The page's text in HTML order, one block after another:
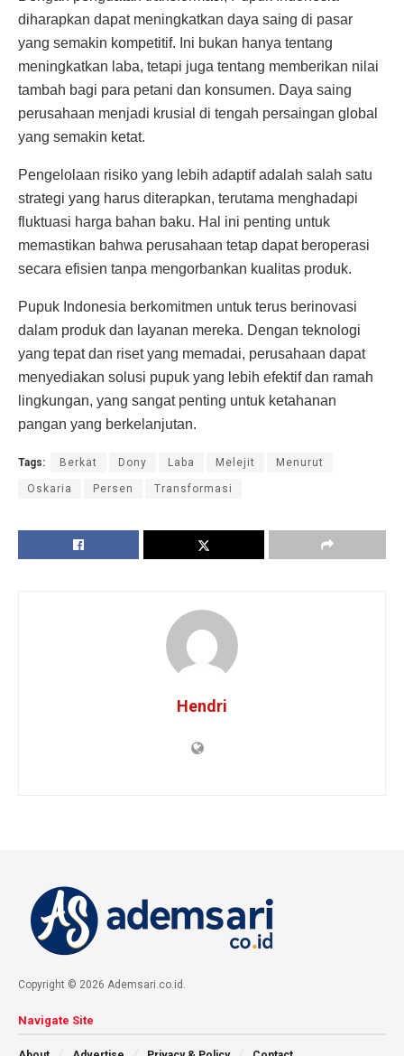
diharapkan dapat meningkatkan daya saing di pasar
yang semakin kompetitif. Ini bukan hanya tentang
meningkatkan laba, tetapi juga tentang memberikan nilai
tambah bagi para petani dan konsumen. Daya saing
perusahaan menjadi krusial di tengah persaingan global
yang semakin ketat.
Pengelolaan risiko yang lebih adaptif adalah salah satu
strategi yang harus diterapkan, terutama menghadapi
fluktuasi harga bahan baku. Hal ini penting untuk
memastikan bahwa perusahaan tetap dapat beroperasi
secara efisien tanpa mengorbankan kualitas produk.
Pupuk Indonesia berkomitmen untuk terus berinovasi
dalam produk dan layanan mereka. Dengan teknologi
yang tepat dan riset yang memadai, perusahaan dapat
menyediakan solusi pupuk yang lebih efektif dan ramah
lingkungan, yang sangat penting untuk ketahanan
pangan yang berkelanjutan.
Tags: Berkat Dony Laba Melejit Menurut
Oskaria Persen Transformasi
Hendri
Copyright © 2026 Ademsari.co.id.
Navigate Site